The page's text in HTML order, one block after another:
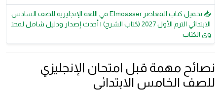
📥 تحميل كتاب المعاصر Elmoasser في اللغة الإنجليزية للصف السادس
الابتدائي الترم الأول 2027 (كتاب الشرح) | أحدث إصدار ودليل شامل لمحت
وى الكتاب
نصائح مهمة قبل امتحان الإنجليزي
للصف الخامس الابتدائي